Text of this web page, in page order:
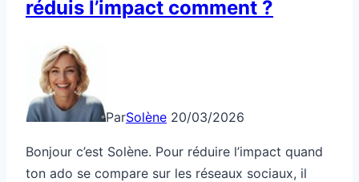
réduis l’impact comment ?
ParSolène 20/03/2026
Bonjour c’est Solène. Pour réduire l’impact quand
ton ado se compare sur les réseaux sociaux, il